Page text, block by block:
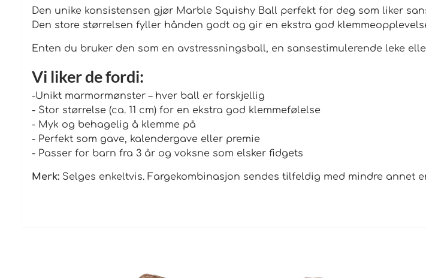
Den unike konsistensen gjør Marble Squishy Ball perfekt for deg som liker
Den store størrelsen fyller hånden godt og gir en ekstra god
Enten du bruker den som en avstressningsball, en sansestimulerende leke
Vi liker de fordi:
-Unikt marmormønster – hver ball er forskjellig
- Stor størrelse (ca. 11 cm) for en ekstra god klemmefølelse
- Myk og behagelig å klemme på
- Perfekt som gave, kalendergave eller premie
- Passer for barn fra 3 år og voksne som elsker fidgets
Merk: Selges enkeltvis. Fargekombinasjon sendes tilfeldig med mindre annet